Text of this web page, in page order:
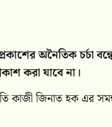
অনৈতিক চর্চা
করা যাবে না।
কাজী জিনাত হকএর